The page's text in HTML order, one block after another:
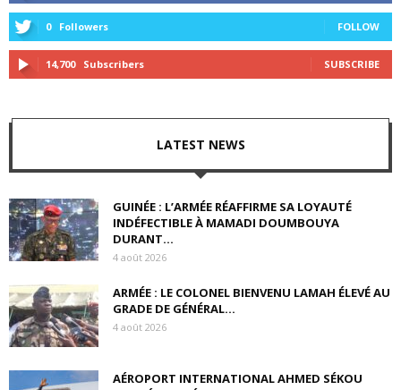
0 Followers FOLLOW
14,700 Subscribers SUBSCRIBE
LATEST NEWS
GUINÉE : L’ARMÉE RÉAFFIRME SA LOYAUTÉ
INDÉFECTIBLE À MAMADI DOUMBOUYA
DURANT...
4 août 2026
ARMÉE : LE COLONEL BIENVENU LAMAH ÉLEVÉ AU
GRADE DE GÉNÉRAL...
4 août 2026
AÉROPORT INTERNATIONAL AHMED SÉKOU